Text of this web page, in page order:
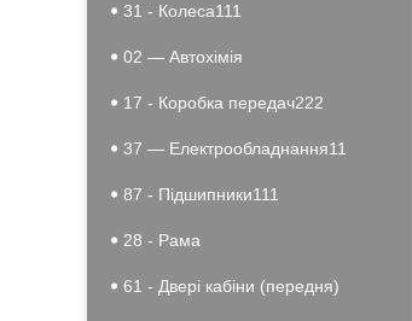
31 - Колеса111
02 — Автохімія
17 - Коробка передач222
37 — Електрообладнання11
87 - Підшипники111
28 - Рама
61 - Двері кабіни (передня)